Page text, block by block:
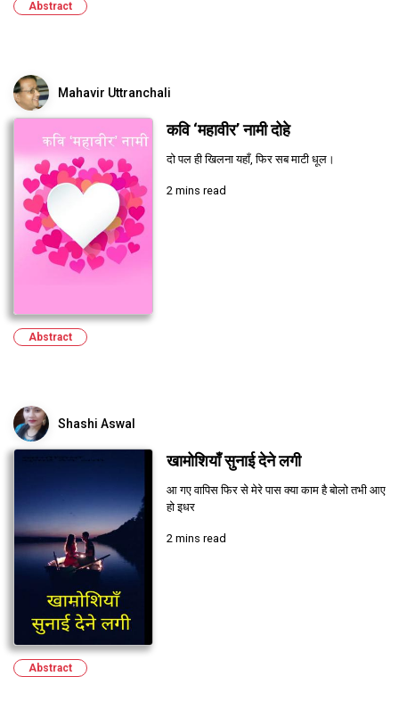
Abstract
Mahavir Uttranchali
कवि ‘महावीर’ नामी दोहे
दो पल ही खिलना यहाँ, फिर सब माटी धूल।
2 mins read
Abstract
Shashi Aswal
खामोशियाँ सुनाई देने लगी
आ गए वापिस फिर से मेरे पास क्या काम है बोलो तभी आए
हो इधर
2 mins read
Abstract